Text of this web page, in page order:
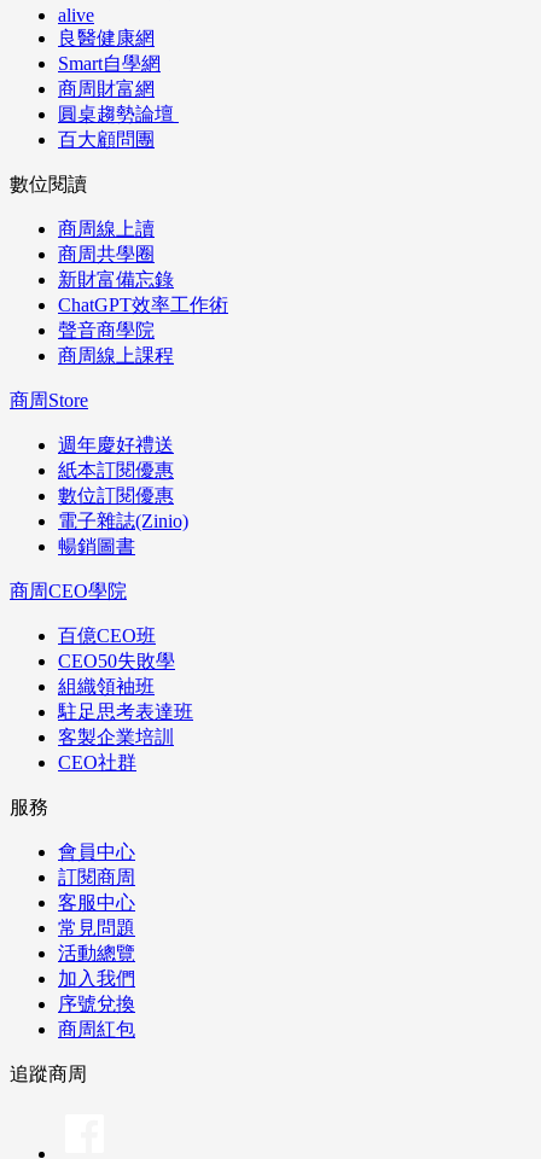
alive
良醫健康網
Smart自學網
商周財富網
圓桌趨勢論壇
百大顧問團
數位閱讀
商周線上讀
商周共學圈
新財富備忘錄
ChatGPT效率工作術
聲音商學院
商周線上課程
商周Store
週年慶好禮送
紙本訂閱優惠
數位訂閱優惠
電子雜誌(Zinio)
暢銷圖書
商周CEO學院
百億CEO班
CEO50失敗學
組織領袖班
駐足思考表達班
客製企業培訓
CEO社群
服務
會員中心
訂閱商周
客服中心
常見問題
活動總覽
加入我們
序號兌換
商周紅包
追蹤商周